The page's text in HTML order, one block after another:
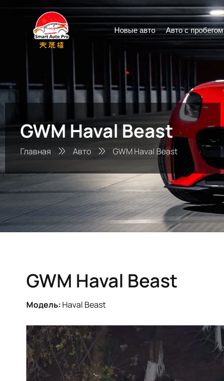
Новые авто Авто с пробегом
GWM Haval Beast
Главная Авто GWM Haval Beast
GWM Haval Beast
Модель: Haval Beast